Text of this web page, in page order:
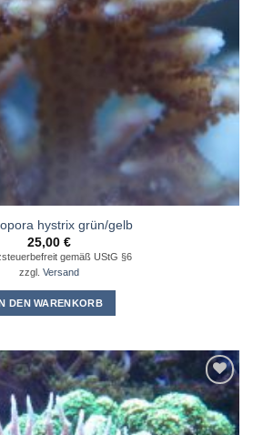
hystrix grün/gelb
25,00 €
gemäß UStG §6
zzgl. Versand
DEN WARENKORB
Zu
Wunschliste
hinzufügen